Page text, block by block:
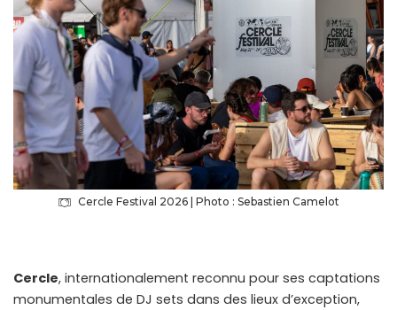
Cercle Festival 2026 | Photo : Sebastien Camelot
Cercle, internationalement reconnu pour ses captations
monumentales de DJ sets dans des lieux d’exception,